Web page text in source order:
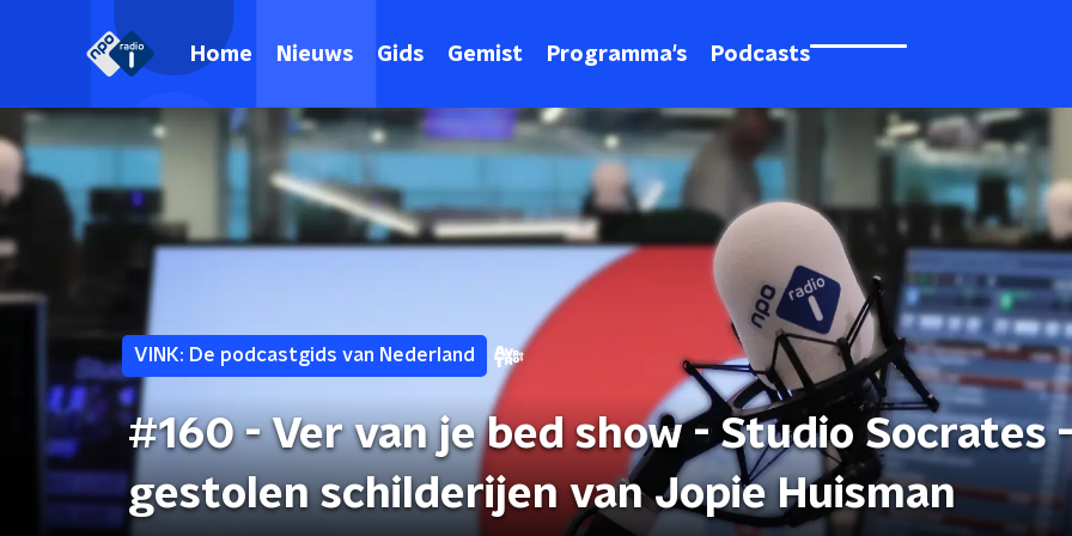
Home Nieuws Gids Gemist Programma's Podcasts
VINK: De podcastgids van Nederland
#160 - Ver van je bed show - Studio Socrates
gestolen schilderijen van Jopie Huisman